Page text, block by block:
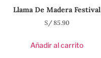
Llama De Madera Festival
S/85.90
Añadir al carrito